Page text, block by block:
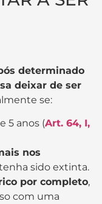
determinado
deixar de ser
se:
5 anos (Art. 64, I,
nos
sido extinta.
por completo,
com uma